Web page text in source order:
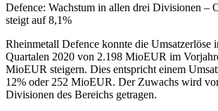
Defence: Wachstum in allen drei Divisionen –
steigt auf 8,1%
Rheinmetall Defence konnte die Umsatzerlöse
Quartalen 2020 von 2.198 MioEUR im
MioEUR steigern. Dies entspricht einem
12% oder 252 MioEUR. Der Zuwachs wird
Divisionen des Bereichs getragen.